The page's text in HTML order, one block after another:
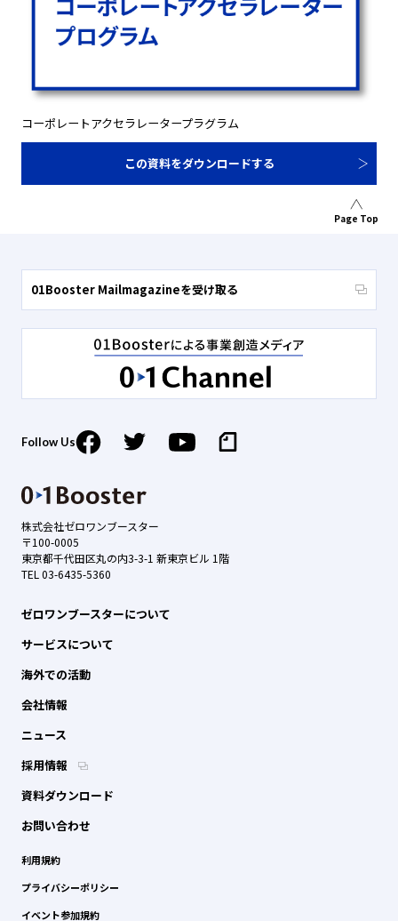
コーポレートアクセラレータープラグラム
この資料をダウンロードする
Page Top
株式会社ゼロワンブースター
〒100-0005
東京都千代田区丸の内3-3-1 新東京ビル 1階
TEL 03-6435-5360
ゼロワンブースターについて
サービスについて
海外での活動
会社情報
ニュース
採用情報
資料ダウンロード
お問い合わせ
利用規約
プライバシーポリシー
イベント参加規約
01Booster Mailmagazineを受け取る
Follow Us